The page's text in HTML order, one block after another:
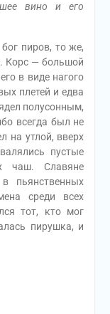
вино и его
пиров, то же,
Корс — большой
в виде нагого
плетей и едва
полусонным,
всегда был не
на утлой, вверх
пустые
чаш. Славяне
пьянственных
среди всех
тот, кто мог
пирушка, и